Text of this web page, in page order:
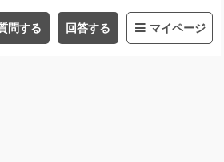
問する 回答する マイページ